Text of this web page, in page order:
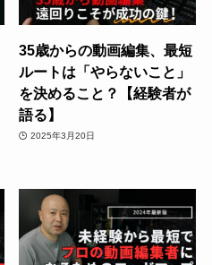
35歳からの動画編集、最短
ルートは「やらないこと」
を決めること？【経験者が
語る】
2025年3月20日